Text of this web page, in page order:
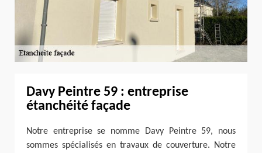
Davy Peintre 59 : entreprise
étanchéité façade
Notre entreprise se nomme Davy Peintre 59, nous
sommes spécialisés en travaux de couverture. Notre